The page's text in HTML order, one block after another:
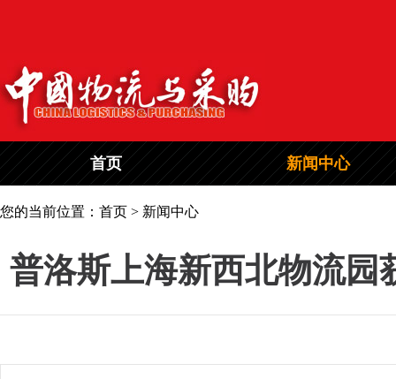
首页 新闻中心
您的当前位置：首页 > 新闻中心
普洛斯上海新西北物流园